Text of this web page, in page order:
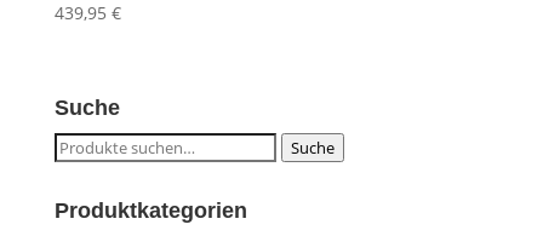
439,95 €
Suche
Suche
Suche
Produktkategorien